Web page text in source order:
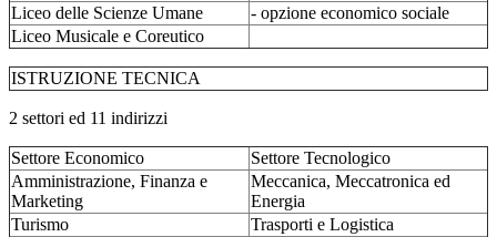
Liceo delle Scienze Umane
- opzione economico sociale
Liceo Musicale e Coreutico
ISTRUZIONE TECNICA
2 settori ed 11 indirizzi
Settore Economico
Settore Tecnologico
Amministrazione, Finanza e
Marketing
Meccanica, Meccatronica ed
Energia
Turismo
Trasporti e Logistica